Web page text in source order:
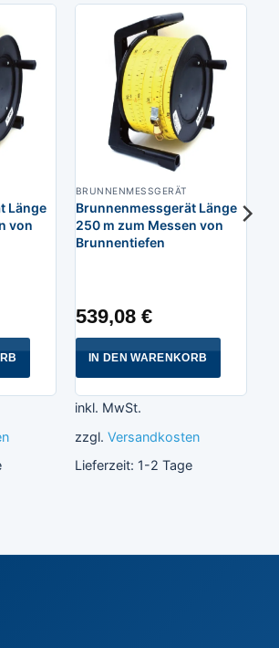
Länge
von
BRUNNENMESSGERÄT
Brunnenmessgerät Länge
250 m zum Messen von
Brunnentiefen
539,08 €
IN DEN WARENKORB
inkl. MwSt.
zzgl. Versandkosten
Lieferzeit: 1-2 Tage